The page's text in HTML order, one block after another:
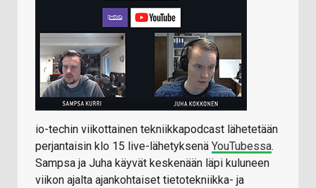
io-techin viikottainen tekniikkapodcast lähetetään
perjantaisin klo 15 live-lähetyksenä YouTubessa.
Sampsa ja Juha käyvät keskenään läpi kuluneen
viikon ajalta ajankohtaiset tietotekniikka- ja